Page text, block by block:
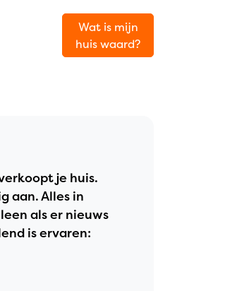
Wat is mijn
huis waard?
je huis.
aan. Alles in
als er nieuws
is ervaren: